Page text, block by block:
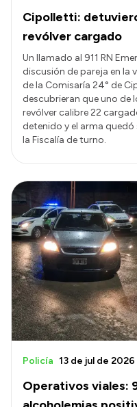
Cipolletti:
revólver cargado
Un llamado al 911 RN
discusión de pareja en la
de la Comisaría 24° de
descubrieran que uno de
revólver calibre 22
detenido y el arma
la Fiscalía de turno.
Operativos viales:
Policía 13 de jul de 2026